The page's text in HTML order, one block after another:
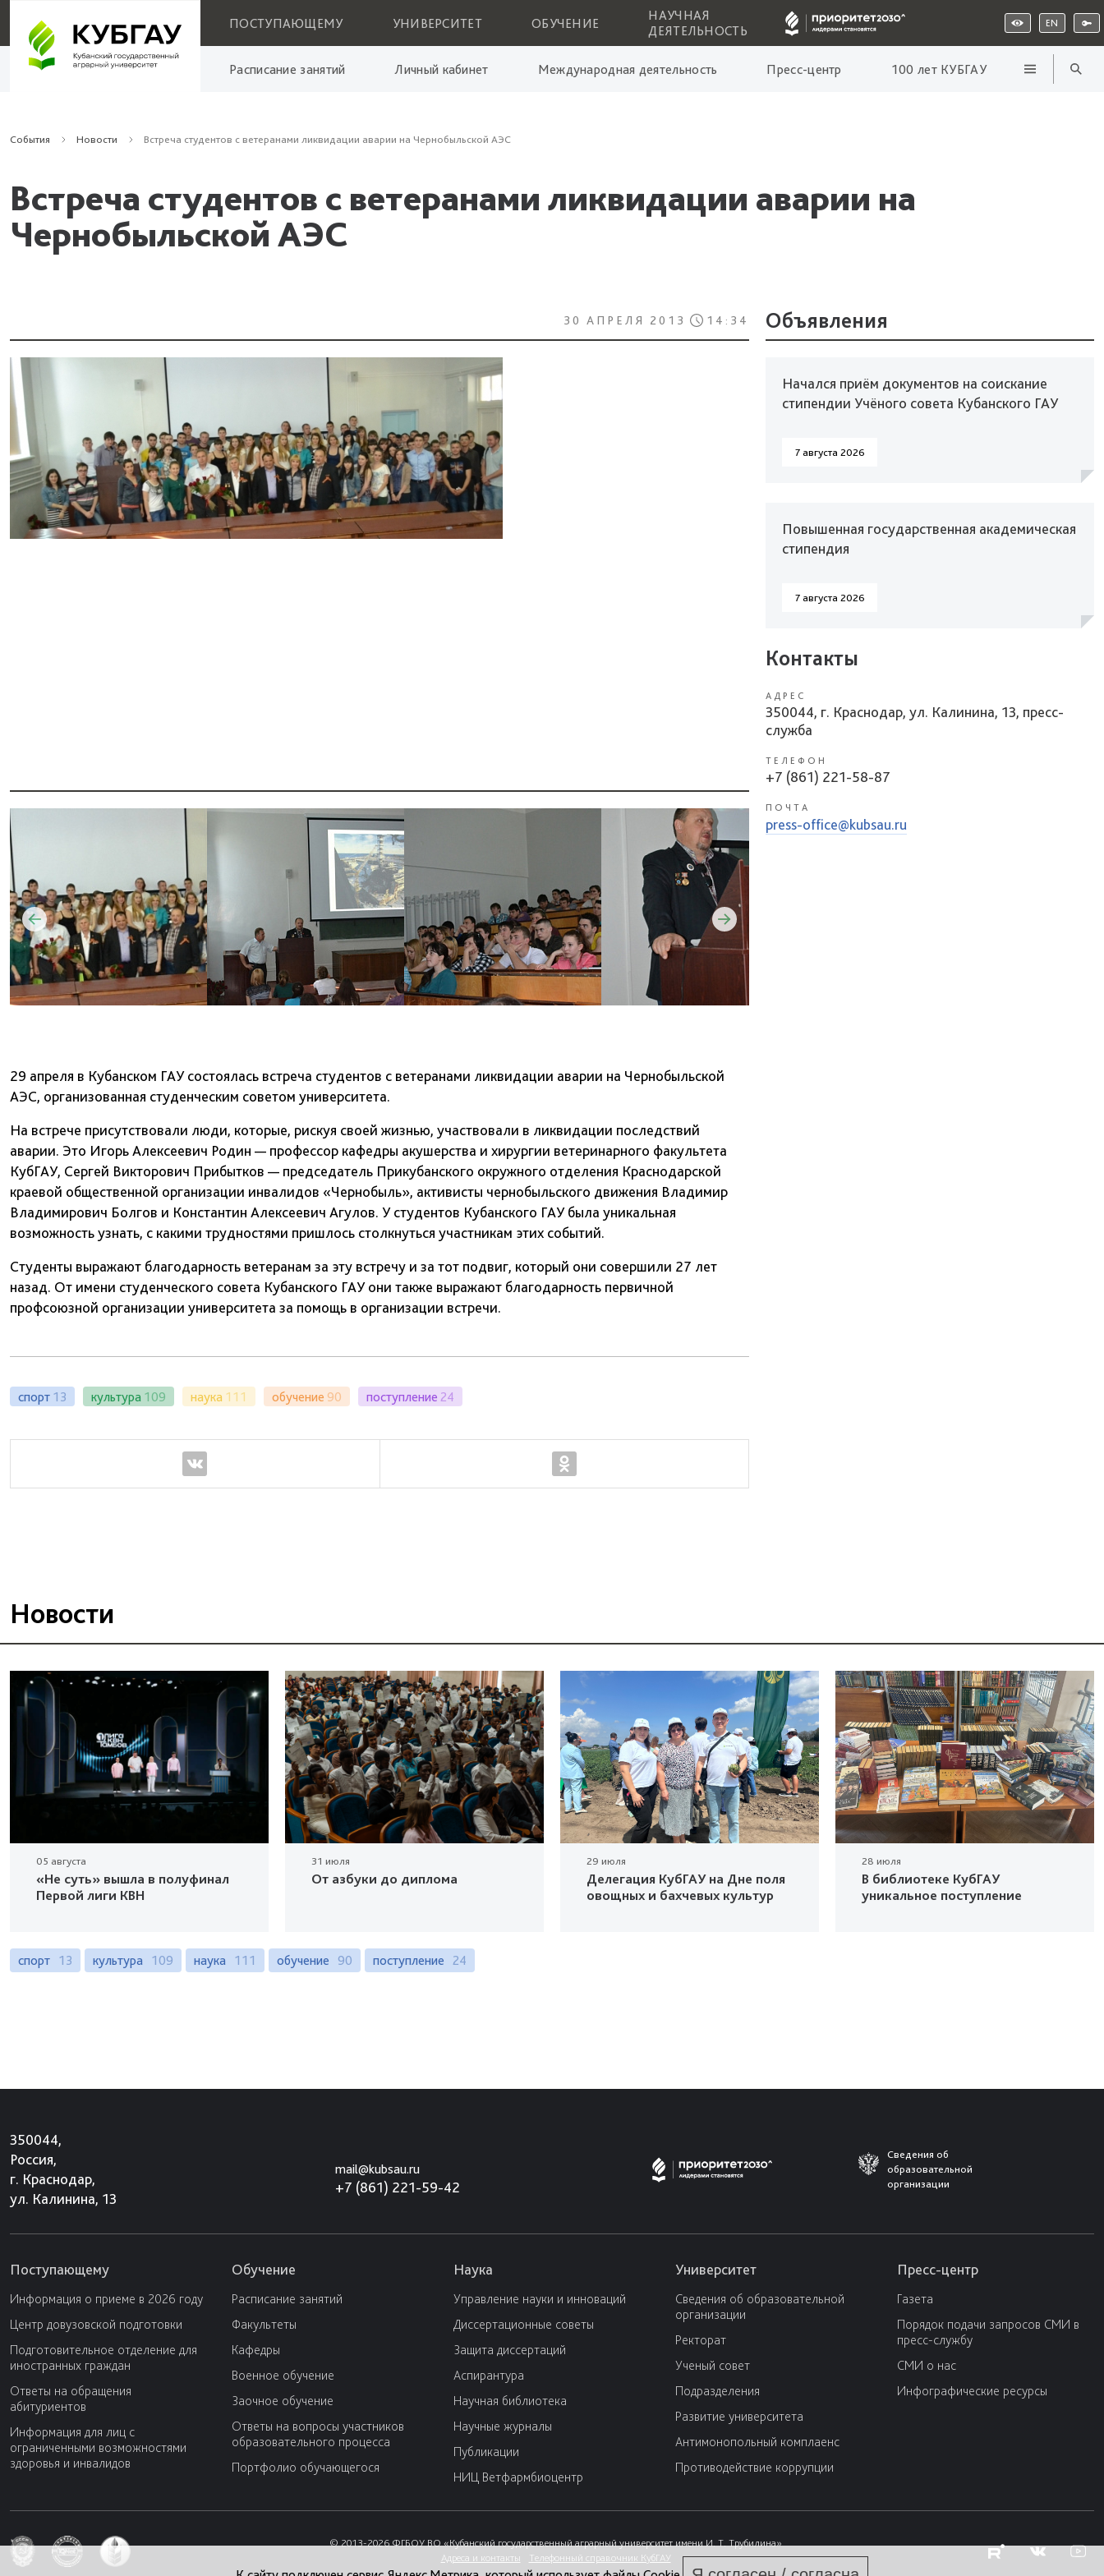
ПОСТУПАЮЩЕМУ УНИВЕРСИТЕТ ОБУЧЕНИЕ
НАУЧНАЯ
ДЕЯТЕЛЬНОСТЬ
EN
Расписание занятий Личный кабинет Международная деятельность Пресс-центр 100 лет КУБГАУ
События Новости Встреча студентов с ветеранами ликвидации аварии на Чернобыльской АЭС
Встреча студентов с ветеранами ликвидации аварии на
Чернобыльской АЭС
30 АПРЕЛЯ 2013 14:34
29 апреля в Кубанском ГАУ состоялась встреча студентов с ветеранами ликвидации аварии на Чернобыльской
АЭС, организованная студенческим советом университета.
На встрече присутствовали люди, которые, рискуя своей жизнью, участвовали в ликвидации последствий
аварии. Это Игорь Алексеевич Родин — профессор кафедры акушерства и хирургии ветеринарного факультета
КубГАУ, Сергей Викторович Прибытков — председатель Прикубанского окружного отделения Краснодарской
краевой общественной организации инвалидов «Чернобыль», активисты чернобыльского движения Владимир
Владимирович Болгов и Константин Алексеевич Агулов. У студентов Кубанского ГАУ была уникальная
возможность узнать, с какими трудностями пришлось столкнуться участникам этих событий.
Студенты выражают благодарность ветеранам за эту встречу и за тот подвиг, который они совершили 27 лет
назад. От имени студенческого совета Кубанского ГАУ они также выражают благодарность первичной
профсоюзной организации университета за помощь в организации встречи.
спорт 13 культура 109 наука 111 обучение 90 поступление 24
Объявления
Начался приём документов на соискание
стипендии Учёного совета Кубанского ГАУ
7 августа 2026
Повышенная государственная академическая
стипендия
7 августа 2026
Контакты
АДРЕС
350044, г. Краснодар, ул. Калинина, 13, пресс-
служба
ТЕЛЕФОН
+7 (861) 221-58-87
ПОЧТА
press-office@kubsau.ru
Новости
05 августа
«Не суть» вышла в полуфинал
Первой лиги КВН
31 июля
От азбуки до диплома
29 июля
Делегация КубГАУ на Дне поля
овощных и бахчевых культур
28 июля
В библиотеке КубГАУ
уникальное поступление
спорт 13 культура 109 наука 111 обучение 90 поступление 24
350044,
Россия,
г. Краснодар,
ул. Калинина, 13
mail@kubsau.ru
+7 (861) 221-59-42
Сведения об
образовательной
организации
Поступающему
Информация о приеме в 2026 году
Центр довузовской подготовки
Подготовительное отделение для
иностранных граждан
Ответы на обращения
абитуриентов
Информация для лиц с
ограниченными возможностями
здоровья и инвалидов
Обучение
Расписание занятий
Факультеты
Кафедры
Военное обучение
Заочное обучение
Ответы на вопросы участников
образовательного процесса
Портфолио обучающегося
Наука
Управление науки и инноваций
Диссертационные советы
Защита диссертаций
Аспирантура
Научная библиотека
Научные журналы
Публикации
НИЦ Ветфармбиоцентр
Университет
Сведения об образовательной
организации
Ректорат
Ученый совет
Подразделения
Развитие университета
Антимонопольный комплаенс
Противодействие коррупции
Пресс-центр
Газета
Порядок подачи запросов СМИ в
пресс-службу
СМИ о нас
Инфографические ресурсы
© 2013-2026 ФГБОУ ВО «Кубанский государственный аграрный университет имени И. Т. Трубилина»
Адреса и контакты
Телефонный справочник КубГАУ